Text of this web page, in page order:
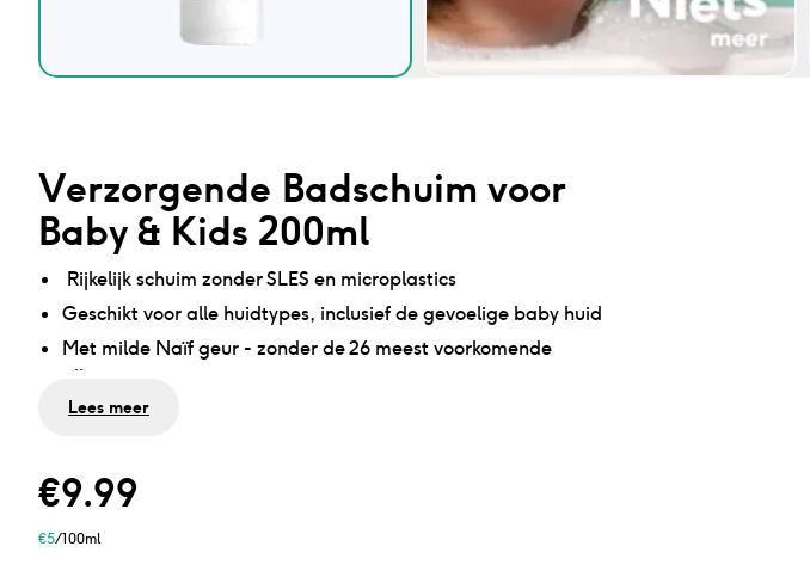
Verzorgende Badschuim voor
Baby & Kids 200ml
Rijkelijk schuim zonder SLES en microplastics
Geschikt voor alle huidtypes, inclusief de gevoelige baby huid
Met milde Naïf geur - zonder de 26 meest voorkomende
allergenen
Dermatologisch getest
Veganistisch
Ontwikkeld en geproduceerd in Nederland
Lees meer
€9.99
€5/100ml